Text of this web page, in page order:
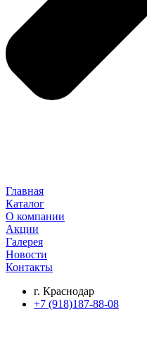
Главная
Каталог
О компании
Акции
Галерея
Новости
Контакты
г. Краснодар
+7 (918)187-88-08